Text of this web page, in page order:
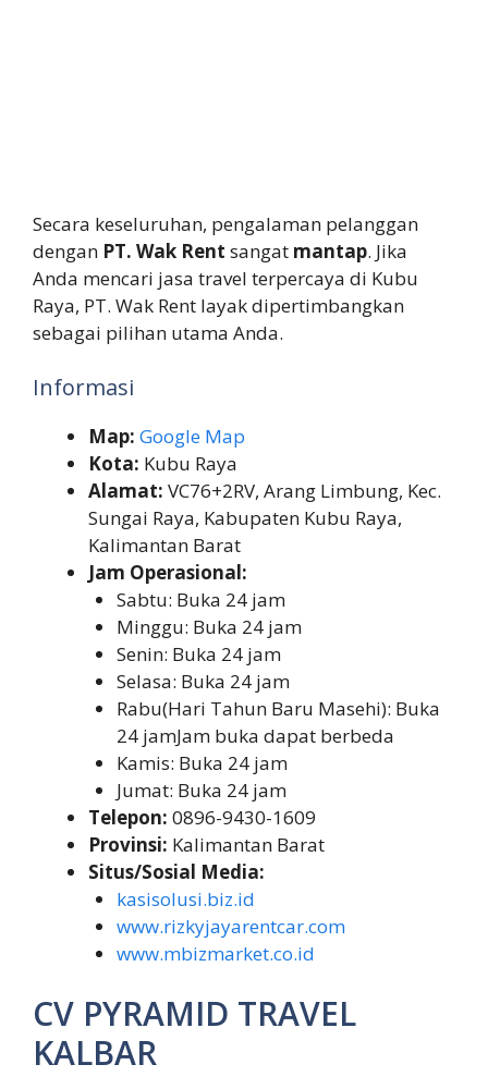
Secara keseluruhan, pengalaman pelanggan
dengan PT. Wak Rent sangat mantap. Jika
Anda mencari jasa travel terpercaya di Kubu
Raya, PT. Wak Rent layak dipertimbangkan
sebagai pilihan utama Anda.
Informasi
Map: Google Map
Kota: Kubu Raya
Alamat: VC76+2RV, Arang Limbung, Kec.
Sungai Raya, Kabupaten Kubu Raya,
Kalimantan Barat
Jam Operasional:
Sabtu: Buka 24 jam
Minggu: Buka 24 jam
Senin: Buka 24 jam
Selasa: Buka 24 jam
Rabu(Hari Tahun Baru Masehi): Buka
24 jamJam buka dapat berbeda
Kamis: Buka 24 jam
Jumat: Buka 24 jam
Telepon: 0896-9430-1609
Provinsi: Kalimantan Barat
Situs/Sosial Media:
kasisolusi.biz.id
www.rizkyjayarentcar.com
www.mbizmarket.co.id
CV PYRAMID TRAVEL
KALBAR